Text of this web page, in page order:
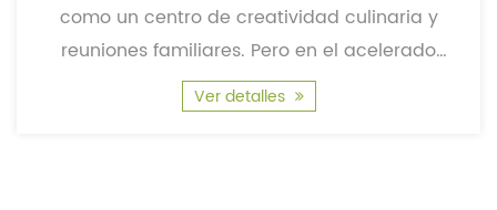
como un centro de creatividad culinaria y
reuniones familiares. Pero en el acelerado
mundo actual, ...
Ver detalles